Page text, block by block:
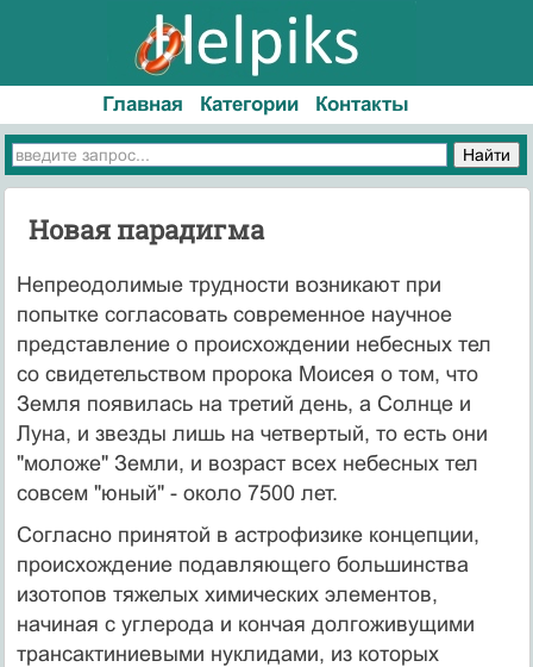
Главная Категории Контакты
Новая парадигма
Непреодолимые трудности возникают при
попытке согласовать современное научное
представление о происхождении небесных тел
со свидетельством пророка Моисея о том, что
Земля появилась на третий день, а Солнце и
Луна, и звезды лишь на четвертый, то есть они
"моложе" Земли, и возраст всех небесных тел
совсем "юный" - около 7500 лет.
Согласно принятой в астрофизике концепции,
происхождение подавляющего большинства
изотопов тяжелых химических элементов,
начиная с углерода и кончая долгоживущими
трансактиниевыми нуклидами, из которых